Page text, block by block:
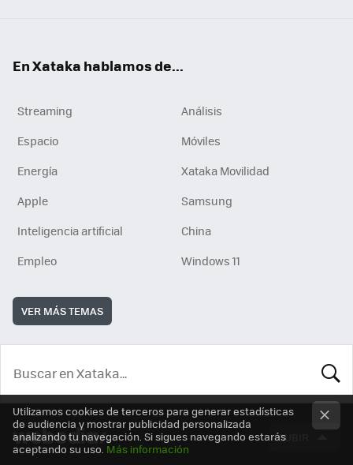
En Xataka hablamos de...
Streaming
Análisis
Espacio
Móviles
Energía
Xataka Movilidad
Apple
Samsung
Inteligencia artificial
China
Empleo
Windows 11
VER MÁS TEMAS
SUBIR
Utilizamos cookies de terceros para generar estadísticas
de audiencia y mostrar publicidad personalizada
analizando tu navegación. Si sigues navegando estarás
aceptando su uso. Más información